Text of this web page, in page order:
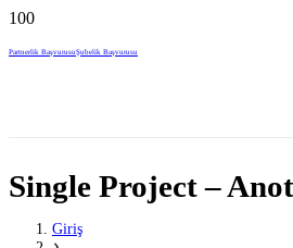
Partnerlik BaşvurusuŞubelik Başvurusu
Single Project –
Giriş